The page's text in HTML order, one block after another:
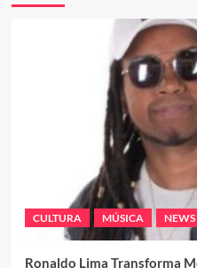
CULTURA MÚSICA NEWS
Ronaldo Lima Transforma